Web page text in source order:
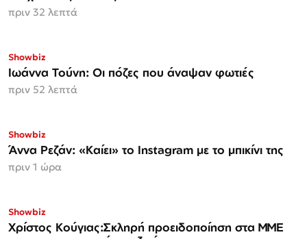
πριν 32 λεπτά
Showbiz
Ιωάννα Τούνη: Οι πόζες που άναψαν φωτιές
πριν 52 λεπτά
Showbiz
Άννα Ρεζάν: «Καίει» το Instagram με το μπικίνι της
πριν 1 ώρα
Showbiz
Χρίστος Κούγιας:Σκληρή προειδοποίηση στα ΜΜΕ